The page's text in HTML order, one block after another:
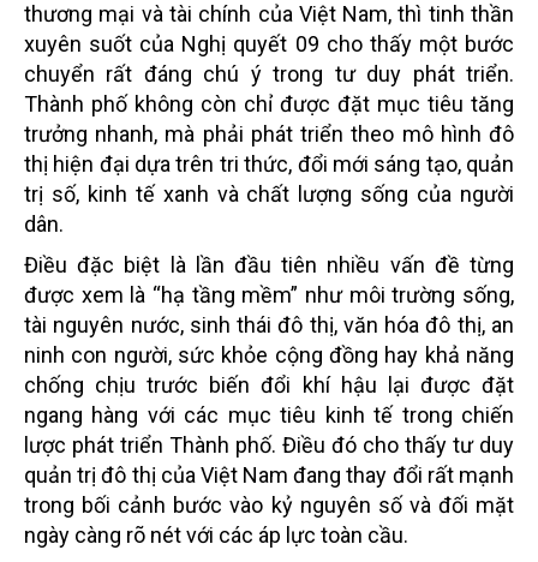
thương mại và tài chính của Việt Nam, thì tinh thần
xuyên suốt của Nghị quyết 09 cho thấy một bước
chuyển rất đáng chú ý trong tư duy phát triển.
Thành phố không còn chỉ được đặt mục tiêu tăng
trưởng nhanh, mà phải phát triển theo mô hình đô
thị hiện đại dựa trên tri thức, đổi mới sáng tạo, quản
trị số, kinh tế xanh và chất lượng sống của người
dân.
Điều đặc biệt là lần đầu tiên nhiều vấn đề từng
được xem là “hạ tầng mềm” như môi trường sống,
tài nguyên nước, sinh thái đô thị, văn hóa đô thị, an
ninh con người, sức khỏe cộng đồng hay khả năng
chống chịu trước biến đổi khí hậu lại được đặt
ngang hàng với các mục tiêu kinh tế trong chiến
lược phát triển Thành phố. Điều đó cho thấy tư duy
quản trị đô thị của Việt Nam đang thay đổi rất mạnh
trong bối cảnh bước vào kỷ nguyên số và đối mặt
ngày càng rõ nét với các áp lực toàn cầu.